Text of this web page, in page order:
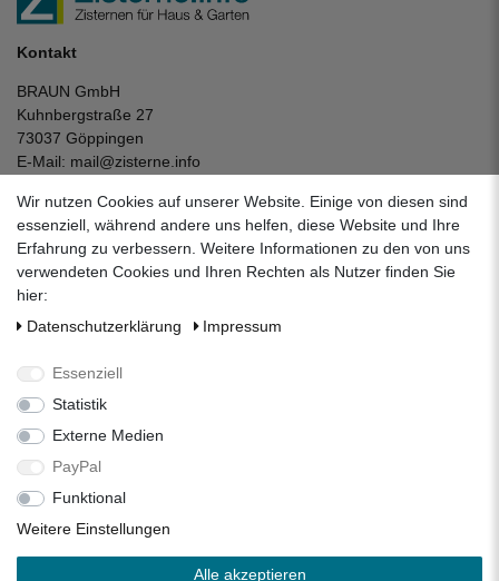
Kontakt
BRAUN GmbH
Kuhnbergstraße 27
73037 Göppingen
E-Mail: mail@zisterne.info
Unternehmen
Datenschutzerklärung
Impressum
Über uns
Folgen Sie uns auf Social Media
Alle Preise inkl. 19% Mehrwertsteuer.
* Die verkauften Stückzahlen beziehen sich auf die Verkäufe
in unseren Shops und Marktplätzen.
Wir nutzen Cookies auf unserer Website. Einige von diesen sind
essenziell, während andere uns helfen, diese Website und Ihre
Erfahrung zu verbessern. Weitere Informationen zu den von uns
verwendeten Cookies und Ihren Rechten als Nutzer finden Sie
hier:
Daten­schutz­erklärung
Impressum
Essenziell
Statistik
Externe Medien
PayPal
Funktional
Weitere Einstellungen
Alle akzeptieren